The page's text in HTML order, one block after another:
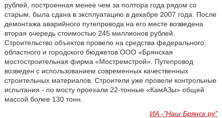
рублей, построенная менее чем за полтора года рядом со
старым, была сдана в эксплуатацию в декабре 2007 года. После
демонтажа аварийного путепровода на его месте возведена
вторая очередь стоимостью 245 миллионов рублей.
Строительство объектов провело на средства федерального,
областного и городского бюджетов ООО «Брянская
мостостроительная фирма «Мостремстрой». Путепровод
возведен с использованием современных качественных
строительных материалов. Строители уже провели контрольные
испытания - по мосту проехали 22-тонные «КамАЗы» общей
массой более 130 тонн.
ИА -"Наш Брянск.ру"